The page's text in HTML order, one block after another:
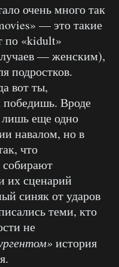
очень много так
— это такие
по «kidult»
— женским),
подростков.
вот ты,
Вроде
еще одно
навалом, но в
что
их сценарий
синяк от ударов
теми, кто
не
история